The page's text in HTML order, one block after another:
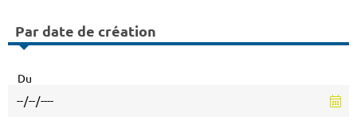
Par date de création
Du